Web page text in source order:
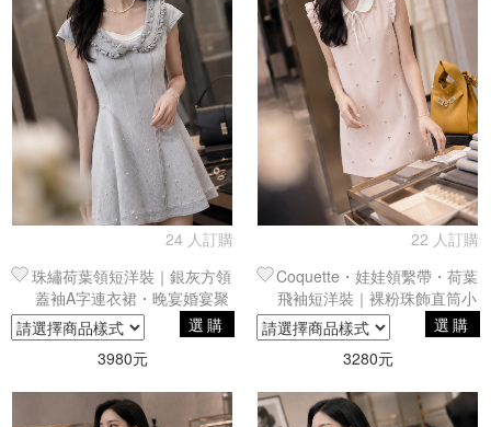
24 人訂購
珠繡荷葉領短洋裝｜銀灰方領
蓋袖A字連衣裙・晚宴婚宴聚
會單品
選購
3980元
22 人訂購
Coquette・娃娃領繫帶・荷葉
飛袖短洋裝｜裸粉珠飾直筒小
禮服
選購
3280元